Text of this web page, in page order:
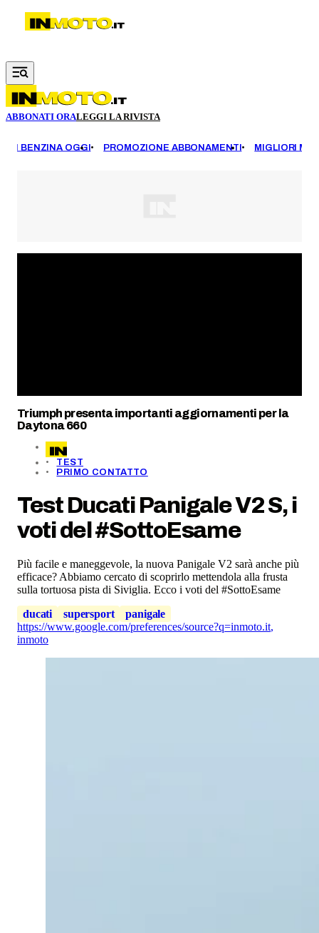
Vai al contenuto principale
ABBONATI ORALEGGI LA RIVISTA
BENZINA OGGI PROMOZIONE ABBONAMENTI MIGLIORI
Triumph presenta importanti aggiornamenti per la
Daytona 660
TEST
PRIMO CONTATTO
Test Ducati Panigale V2 S, i
voti del #SottoEsame
Più facile e maneggevole, la nuova Panigale V2 sarà anche più
efficace? Abbiamo cercato di scoprirlo mettendola alla frusta
sulla tortuosa pista di Siviglia. Ecco i voti del #SottoEsame
ducati
supersport
panigale
https://www.google.com/preferences/source?q=inmoto.it,
inmoto